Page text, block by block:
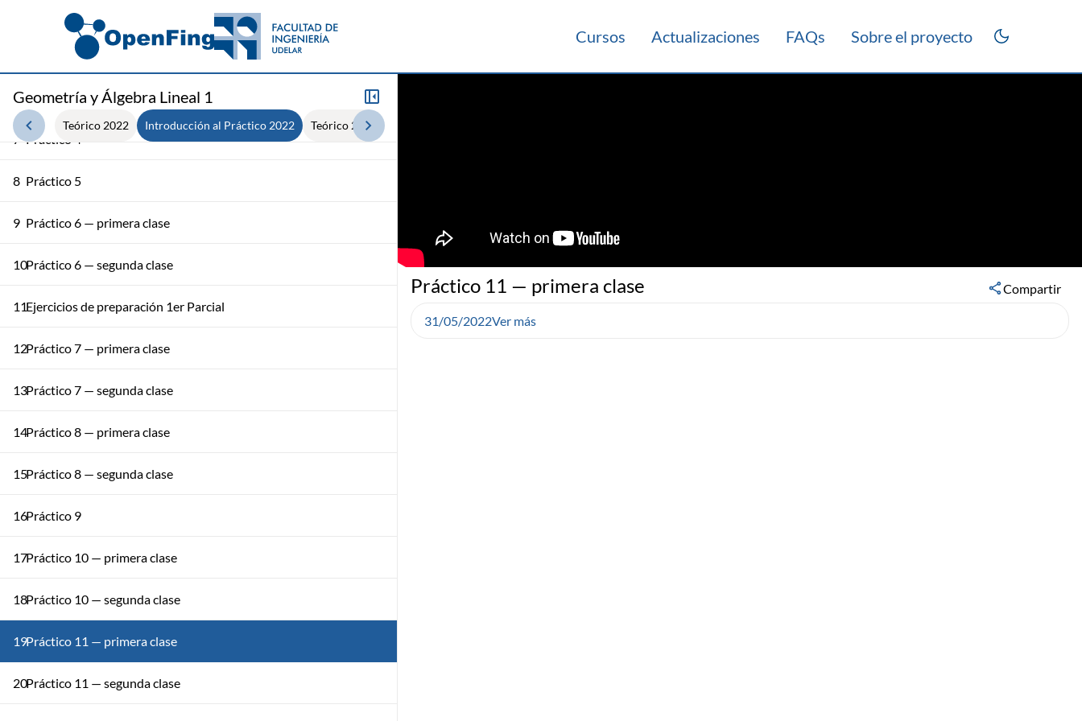
Cursos Actualizaciones FAQs Sobre el proyecto
Geometría y Álgebra Lineal 1
Teórico 2022 Introducción al Práctico 2022 Teórico 2021
Práctico 2 — segunda clase
Práctico 3 — primera clase
6 Práctico 3 — segunda clase
7 Práctico 4
8 Práctico 5
9 Práctico 6 — primera clase
10Práctico 6 — segunda clase
11Ejercicios de preparación 1er Parcial
12Práctico 7 — primera clase
13Práctico 7 — segunda clase
14Práctico 8 — primera clase
15Práctico 8 — segunda clase
16Práctico 9
17Práctico 10 — primera clase
18Práctico 10 — segunda clase
19Práctico 11 — primera clase
20Práctico 11 — segunda clase
Práctico 11 — primera clase Compartir
31/05/2022Ver más